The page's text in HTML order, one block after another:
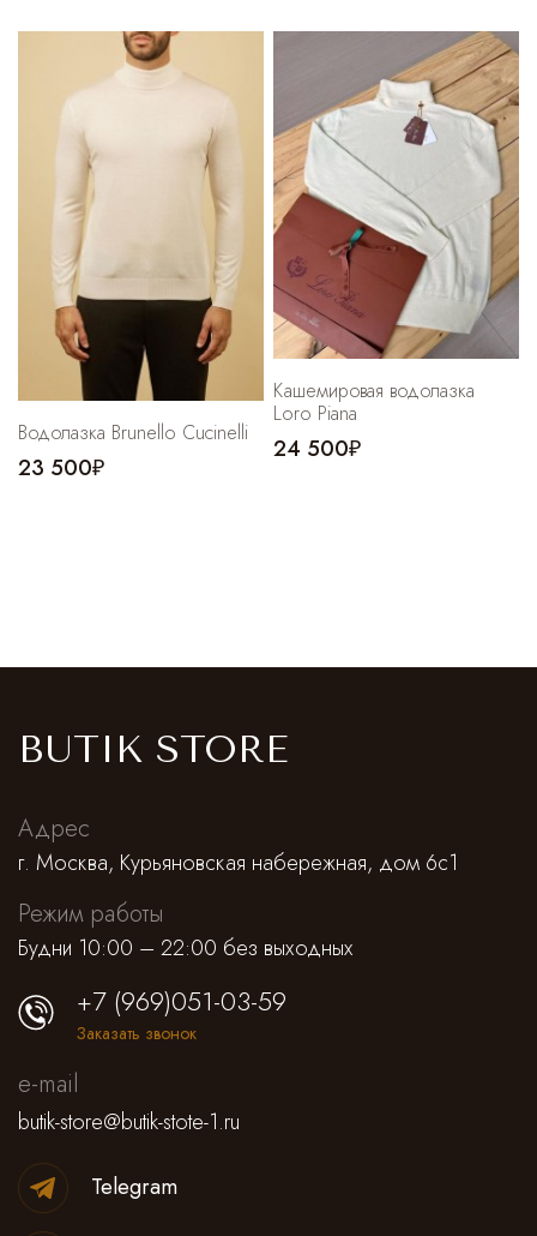
Водолазка Brunello Cucinelli
23 500₽
Кашемировая водолазка
Loro Piana
24 500₽
BUTIK STORE
Адрес
г. Москва, Курьяновская набережная, дом 6с1
Режим работы
Будни 10:00 – 22:00 без выходных
+7 (969)051-03-59
Заказать звонок
e-mail
butik-store@butik-stote-1.ru
Telegram